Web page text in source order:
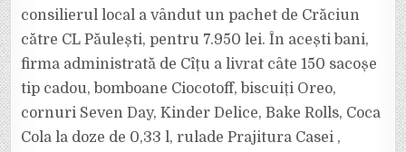
consilierul local a vândut un pachet de Crăciun
către CL Păulești, pentru 7.950 lei. În acești bani,
firma administrată de Cîțu a livrat câte 150 sacoșe
tip cadou, bomboane Ciocotoff, biscuiți Oreo,
cornuri Seven Day, Kinder Delice, Bake Rolls, Coca
Cola la doze de 0,33 l, rulade Prajitura Casei ,